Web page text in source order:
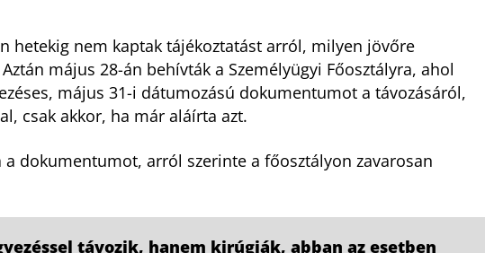
hetekig nem kaptak tájékoztatást arról, milyen jövőre
május 28-án behívták a Személyügyi Főosztályra, ahol
május 31-i dátumozású dokumentumot a távozásáról,
csak akkor, ha már aláírta azt.
dokumentumot, arról szerinte a főosztályon zavarosan
távozik, hanem kirúgják, abban az esetben